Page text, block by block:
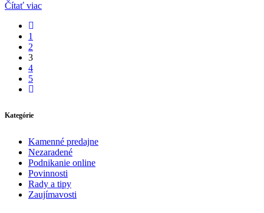
Čítať viac
1
2
3
4
5
Kategórie
Kamenné predajne
Nezaradené
Podnikanie online
Povinnosti
Rady a tipy
Zaujímavosti